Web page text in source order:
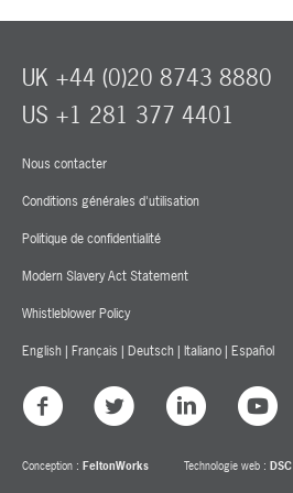
Nous contacter
Conditions générales d'utilisation
Politique de confidentialité
Modern Slavery Act Statement
Whistleblower Policy
English | Français | Deutsch | Italiano | Español
UK +44 (0)20 8743 8880
US +1 281 377 4401
Conception : FeltonWorks Technologie web : DSC